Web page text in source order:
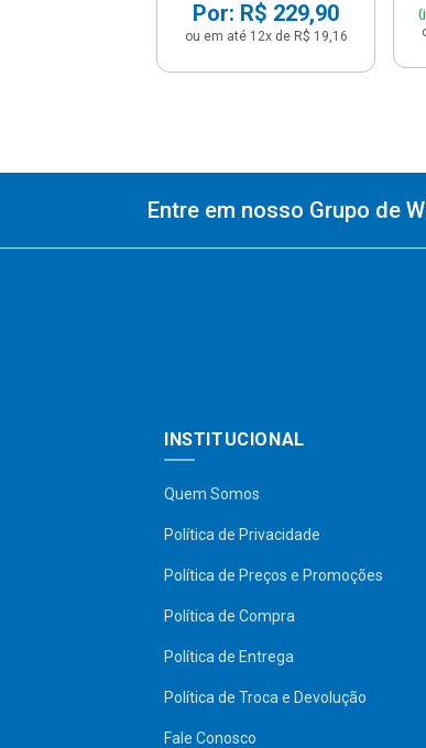
Por: R$ 229,90
ou em até 12x de R$ 19,16
Entre em nosso Grupo de
INSTITUCIONAL
Quem Somos
Política de Privacidade
Política de Preços e Promoções
Política de Compra
Política de Entrega
Política de Troca e Devolução
Fale Conosco